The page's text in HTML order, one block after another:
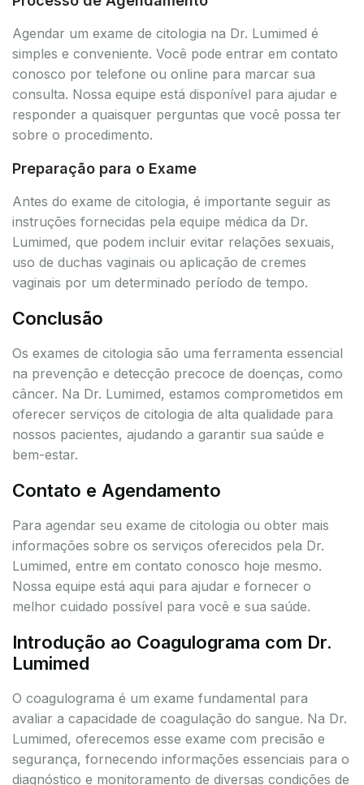
Agendar um exame de citologia na Dr. Lumimed é
simples e conveniente. Você pode entrar em contato
conosco por telefone ou online para marcar sua
consulta. Nossa equipe está disponível para ajudar e
responder a quaisquer perguntas que você possa ter
sobre o procedimento.
Preparação para o Exame
Antes do exame de citologia, é importante seguir as
instruções fornecidas pela equipe médica da Dr.
Lumimed, que podem incluir evitar relações sexuais,
uso de duchas vaginais ou aplicação de cremes
vaginais por um determinado período de tempo.
Conclusão
Os exames de citologia são uma ferramenta essencial
na prevenção e detecção precoce de doenças, como
câncer. Na Dr. Lumimed, estamos comprometidos em
oferecer serviços de citologia de alta qualidade para
nossos pacientes, ajudando a garantir sua saúde e
bem-estar.
Contato e Agendamento
Para agendar seu exame de citologia ou obter mais
informações sobre os serviços oferecidos pela Dr.
Lumimed, entre em contato conosco hoje mesmo.
Nossa equipe está aqui para ajudar e fornecer o
melhor cuidado possível para você e sua saúde.
Introdução ao Coagulograma com Dr.
Lumimed
O coagulograma é um exame fundamental para
avaliar a capacidade de coagulação do sangue. Na Dr.
Lumimed, oferecemos esse exame com precisão e
segurança, fornecendo informações essenciais para o
diagnóstico e monitoramento de diversas condições de